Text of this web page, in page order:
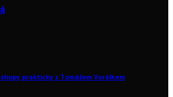
prakticky s Tomášem Vorálkem